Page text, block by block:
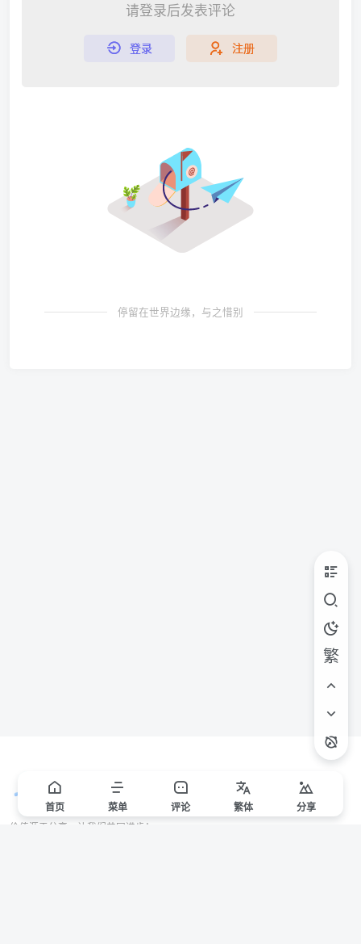
请登录后发表评论
登录 注册
停留在世界边缘，与之惜别
繁
首页 菜单 评论 繁体 分享
价值源于分享，让我们共同进步！